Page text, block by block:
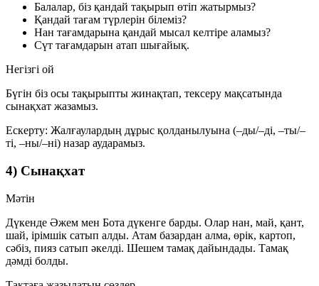
Балалар, біз қандай тақырып өтіп жатырмыз?
Қандай тағам түрлерін білеміз?
Нан тағамдарына қандай мысал келтіре аламыз?
Сүт тағамдарын атап шығайық.
Негізгі ой
Бүгін біз осы тақырыпты жинақтап, тексеру мақсатында
сынақхат жазамыз.
Ескерту: Жалғаулардың дұрыс қолданылуына (–ды/–ді, –ты/–
ті, –ны/–ні) назар аударамыз.
4) Сынақхат
Мәтін
Дүкенде Әжем мен Бота дүкенге барды. Олар нан, май, қант,
шай, ірімшік сатып алды. Атам базардан алма, өрік, картоп,
сәбіз, пияз сатып әкелді. Шешем тамақ дайындады. Тамақ
дәмді болды.